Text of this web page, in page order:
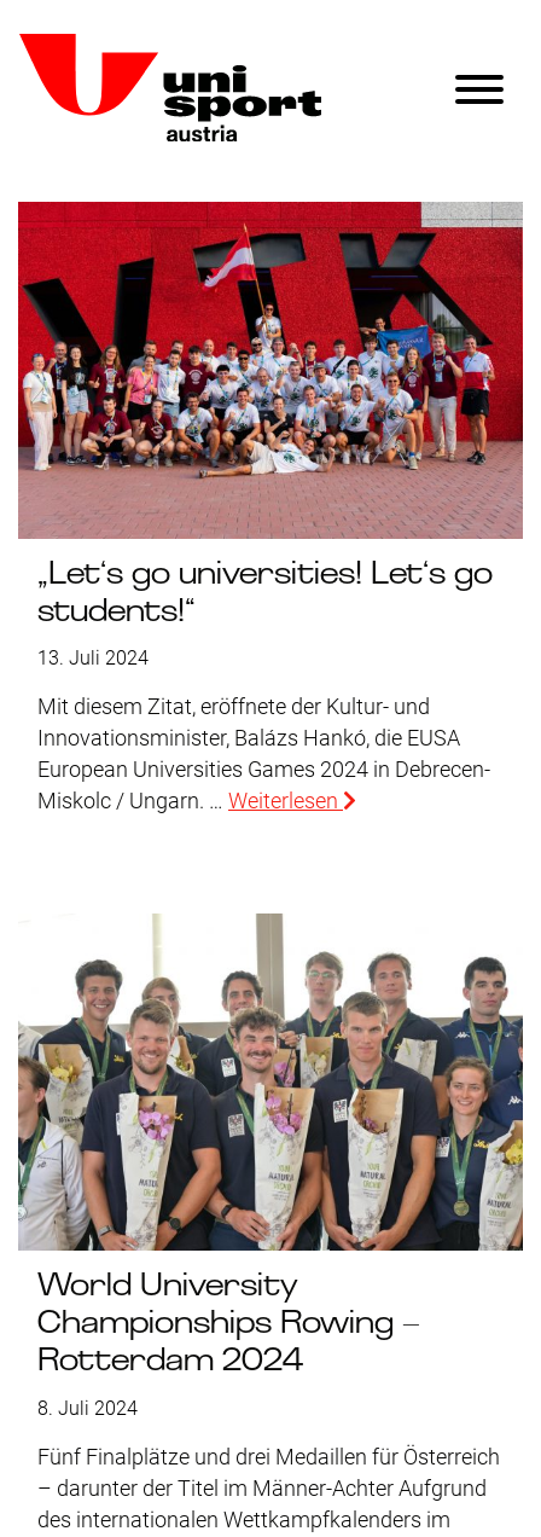
„Let‘s go universities! Let‘s go
students!“
13. Juli 2024
Mit diesem Zitat, eröffnete der Kultur- und
Innovationsminister, Balázs Hankó, die EUSA
European Universities Games 2024 in Debrecen-
Miskolc / Ungarn. … Weiterlesen
World University
Championships Rowing –
Rotterdam 2024
8. Juli 2024
Fünf Finalplätze und drei Medaillen für Österreich
– darunter der Titel im Männer-Achter Aufgrund
des internationalen Wettkampfkalenders im